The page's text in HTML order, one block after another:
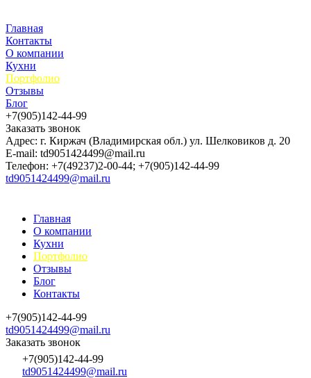
Главная
Контакты
О компании
Кухни
Портфолио
Отзывы
Блог
+7(905)142-44-99
Заказать звонок
Адрес: г. Киржач (Владимирская обл.) ул. Шелковиков д. 20
E-mail: td9051424499@mail.ru
Телефон: +7(49237)2-00-44; +7(905)142-44-99
td9051424499@mail.ru
Главная
О компании
Кухни
Портфолио
Отзывы
Блог
Контакты
+7(905)142-44-99
td9051424499@mail.ru
Заказать звонок
+7(905)142-44-99
td9051424499@mail.ru